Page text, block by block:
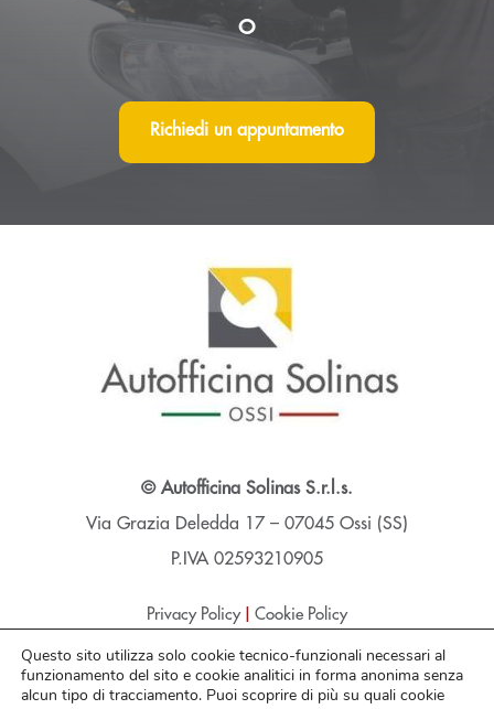
o
Richiedi un appuntamento
© Autofficina Solinas S.r.l.s.
Via Grazia Deledda 17 – 07045 Ossi (SS)
P.IVA 02593210905
Privacy Policy| Cookie Policy
Questo sito utilizza solo cookie tecnico-funzionali necessari al
funzionamento del sito e cookie analitici in forma anonima senza
alcun tipo di tracciamento. Puoi scoprire di più su quali cookie